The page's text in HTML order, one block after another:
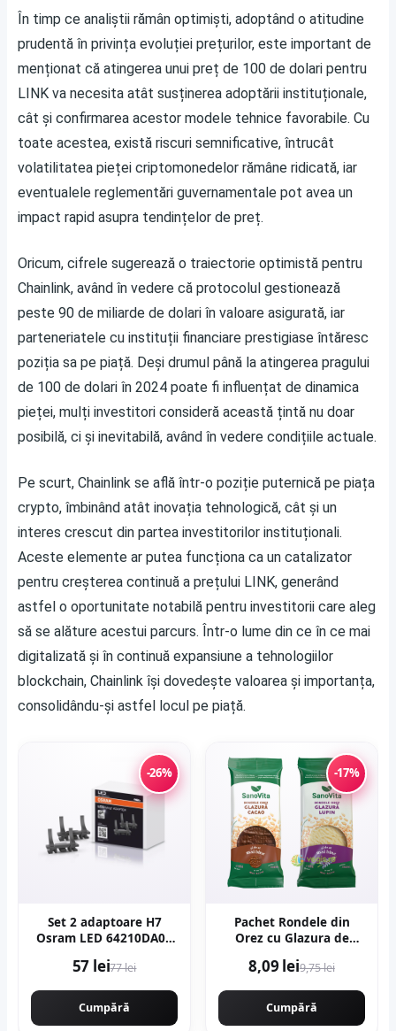
În timp ce analiștii rămân optimiști, adoptând o atitudine
prudentă în privința evoluției prețurilor, este important de
menționat că atingerea unui preț de 100 de dolari pentru
LINK va necesita atât susținerea adoptării instituționale,
cât și confirmarea acestor modele tehnice favorabile. Cu
toate acestea, există riscuri semnificative, întrucât
volatilitatea pieței criptomonedelor rămâne ridicată, iar
eventualele reglementări guvernamentale pot avea un
impact rapid asupra tendințelor de preț.
Oricum, cifrele sugerează o traiectorie optimistă pentru
Chainlink, având în vedere că protocolul gestionează
peste 90 de miliarde de dolari în valoare asigurată, iar
parteneriatele cu instituții financiare prestigiase întăresc
poziția sa pe piață. Deși drumul până la atingerea pragului
de 100 de dolari în 2024 poate fi influențat de dinamica
pieței, mulți investitori consideră această țintă nu doar
posibilă, ci și inevitabilă, având în vedere condițiile actuale.
Pe scurt, Chainlink se află într-o poziție puternică pe piața
crypto, îmbinând atât inovația tehnologică, cât și un
interes crescut din partea investitorilor instituționali.
Aceste elemente ar putea funcționa ca un catalizator
pentru creșterea continuă a prețului LINK, generând
astfel o oportunitate notabilă pentru investitorii care aleg
să se alăture acestui parcurs. Într-o lume din ce în ce mai
digitalizată și în continuă expansiune a tehnologiilor
blockchain, Chainlink își dovedește valoarea și importanța,
consolidându-și astfel locul pe piață.
-26%
Set 2 adaptoare H7
Osram LED 64210DA04
57 lei77 lei
Cumpără
-17%
Pachet Rondele din
Orez cu Glazura de
Orez cu Glazura de
8,09 lei9,75 lei
Cumpără